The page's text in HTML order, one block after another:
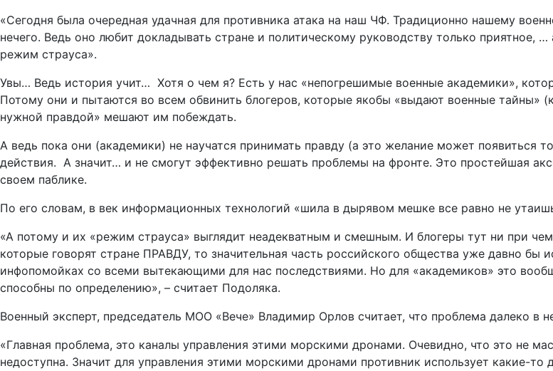
«Сегодня была очередная удачная для противника атака на наш ЧФ. Традиционно нашему
нечего. Ведь оно любит докладывать стране и политическому руководству только приятное,
режим страуса».
Увы… Ведь история учит… Хотя о чем я? Есть у нас «непогрешимые военные академики»,
Потому они и пытаются во всем обвинить блогеров, которые якобы «выдают военные тайны»
нужной правдой» мешают им побеждать.
А ведь пока они (академики) не научатся принимать правду (а это желание может появиться
действия. А значит… и не смогут эффективно решать проблемы на фронте. Это простейшая
своем паблике.
По его словам, в век информационных технологий «шила в дырявом мешке все равно не
«А потому и их «режим страуса» выглядит неадекватным и смешным. И блогеры тут ни при
которые говорят стране ПРАВДУ, то значительная часть российского общества уже давно бы
инфопомойках со всеми вытекающими для нас последствиями. Но для «академиков» это
способны по определению», – считает Подоляка.
Военный эксперт, председатель МОО «Вече» Владимир Орлов считает, что проблема далеко в
«Главная проблема, это каналы управления этими морскими дронами. Очевидно, что это не
недоступна. Значит для управления этими морскими дронами противник использует какие-